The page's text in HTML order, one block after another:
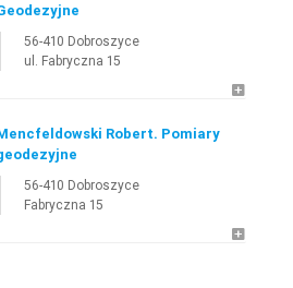
» DOBROSZYCE
56-410 Dobroszyce
ul. Fabryczna 15
Robert. Pomiary
56-410 Dobroszyce
Fabryczna 15